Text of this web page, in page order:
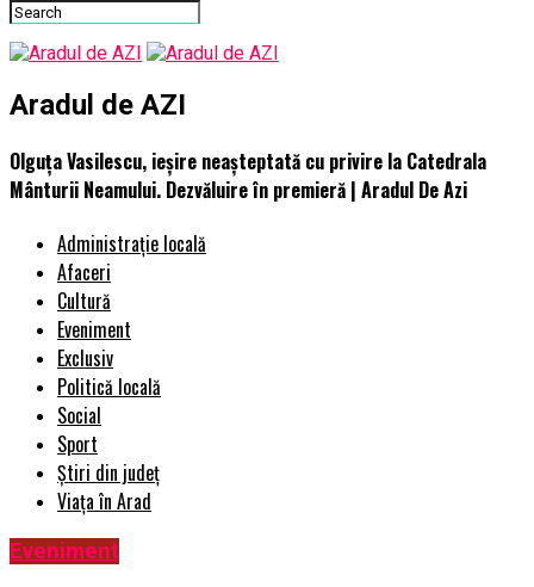
Aradul de AZI
Olguța Vasilescu, ieșire neașteptată cu privire la Catedrala
Mânturii Neamului. Dezvăluire în premieră | Aradul De Azi
Administrație locală
Afaceri
Cultură
Eveniment
Exclusiv
Politică locală
Social
Sport
Știri din județ
Viața în Arad
Eveniment